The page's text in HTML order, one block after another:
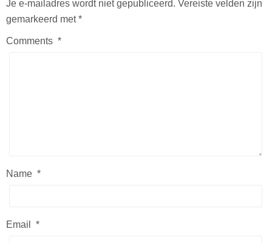
Je e-mailadres wordt niet gepubliceerd. Vereiste velden zijn
gemarkeerd met*
Comments *
Name *
Email *